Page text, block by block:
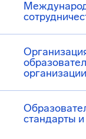
организации
стандарты